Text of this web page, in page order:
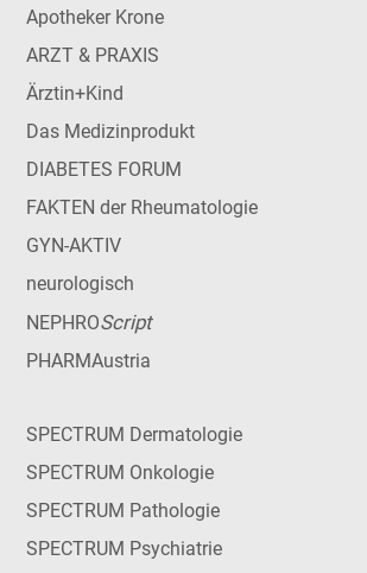
Apotheker Krone
ARZT & PRAXIS
Ärztin+Kind
Das Medizinprodukt
DIABETES FORUM
FAKTEN der Rheumatologie
GYN-AKTIV
neurologisch
NEPHROScript
PHARMAustria
SPECTRUM Dermatologie
SPECTRUM Onkologie
SPECTRUM Pathologie
SPECTRUM Psychiatrie